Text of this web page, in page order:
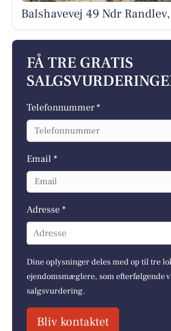
Balshavevej 49 Ndr
FÅ TRE GRATIS
Telefonnummer *
Email *
Adresse *
Adresse
Dine oplysninger deles med op til tre
ejendomsmæglere, som efterfølgende
salgsvurdering.
Bliv kontaktet